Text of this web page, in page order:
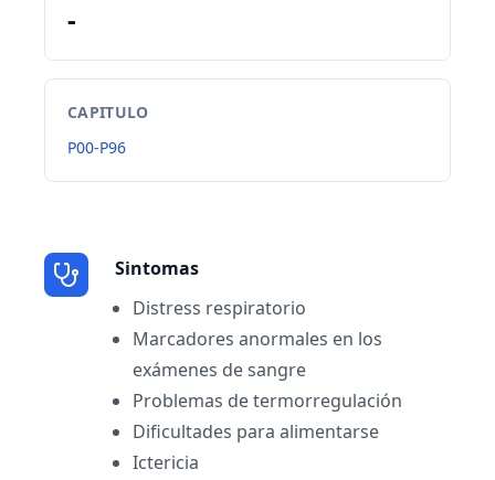
-
CAPITULO
P00-P96
Sintomas
Distress respiratorio
Marcadores anormales en los
exámenes de sangre
Problemas de termorregulación
Dificultades para alimentarse
Ictericia